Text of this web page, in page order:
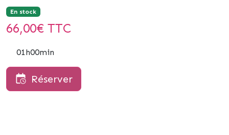
En stock
66,00€ TTC
01h00min
Réserver